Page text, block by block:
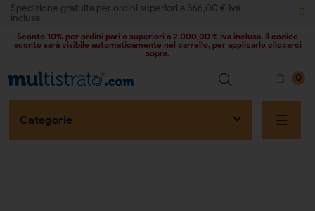
Spedizione gratuita per ordini superiori a 366,00 € iva
inclusa
Sconto 10% per ordini pari o superiori a 2.000,00 € iva inclusa. Il codice
sconto sarà visibile automaticamente nel carrello, per applicarlo cliccarci
sopra.
0
Categorie ☰